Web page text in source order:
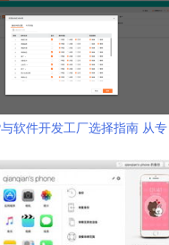
软件开发工厂选择指南 从专